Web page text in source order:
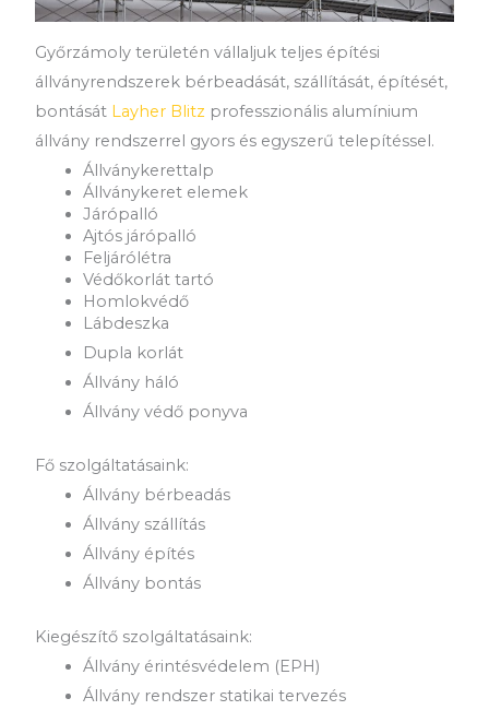
Győrzámoly területén vállaljuk teljes építési
állványrendszerek bérbeadását, szállítását, építését,
bontását Layher Blitz professzionális alumínium
állvány rendszerrel gyors és egyszerű telepítéssel.
Állványkerettalp
Állványkeret elemek
Járópalló
Ajtós járópalló
Feljárólétra
Védőkorlát tartó
Homlokvédő
Lábdeszka
Dupla korlát
Állvány háló
Állvány védő ponyva
Fő szolgáltatásaink:
Állvány bérbeadás
Állvány szállítás
Állvány építés
Állvány bontás
Kiegészítő szolgáltatásaink:
Állvány érintésvédelem (EPH)
Állvány rendszer statikai tervezés